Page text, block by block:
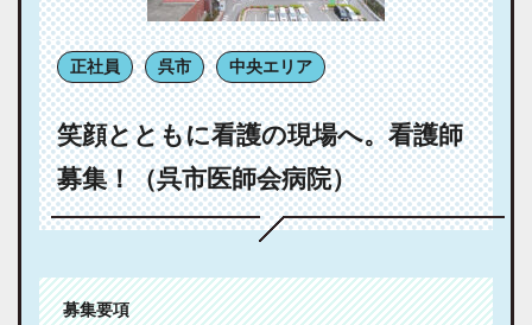
正社員 呉市 中央エリア
笑顔とともに看護の現場へ。看護師
募集！（呉市医師会病院）
募集要項